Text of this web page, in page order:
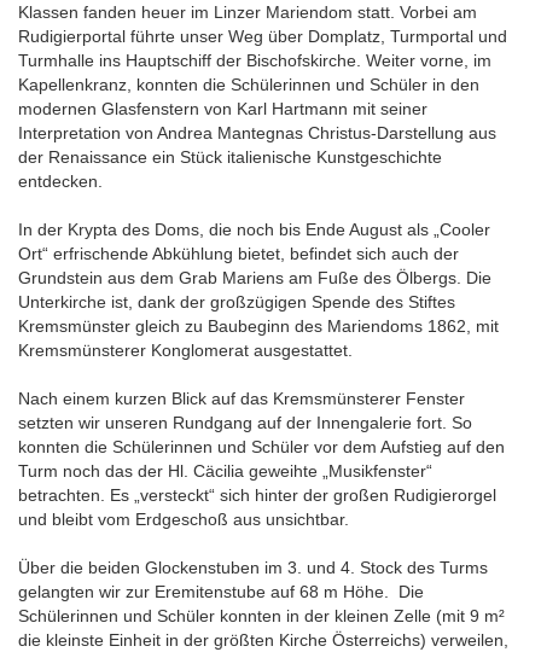
Klassen fanden heuer im Linzer Mariendom statt. Vorbei am
Rudigierportal führte unser Weg über Domplatz, Turmportal und
Turmhalle ins Hauptschiff der Bischofskirche. Weiter vorne, im
Kapellenkranz, konnten die Schülerinnen und Schüler in den
modernen Glasfenstern von Karl Hartmann mit seiner
Interpretation von Andrea Mantegnas Christus-Darstellung aus
der Renaissance ein Stück italienische Kunstgeschichte
entdecken.
In der Krypta des Doms, die noch bis Ende August als „Cooler
Ort“ erfrischende Abkühlung bietet, befindet sich auch der
Grundstein aus dem Grab Mariens am Fuße des Ölbergs. Die
Unterkirche ist, dank der großzügigen Spende des Stiftes
Kremsmünster gleich zu Baubeginn des Mariendoms 1862, mit
Kremsmünsterer Konglomerat ausgestattet.
Nach einem kurzen Blick auf das Kremsmünsterer Fenster
setzten wir unseren Rundgang auf der Innengalerie fort. So
konnten die Schülerinnen und Schüler vor dem Aufstieg auf den
Turm noch das der Hl. Cäcilia geweihte „Musikfenster“
betrachten. Es „versteckt“ sich hinter der großen Rudigierorgel
und bleibt vom Erdgeschoß aus unsichtbar.
Über die beiden Glockenstuben im 3. und 4. Stock des Turms
gelangten wir zur Eremitenstube auf 68 m Höhe. Die
Schülerinnen und Schüler konnten in der kleinen Zelle (mit 9 m²
die kleinste Einheit in der größten Kirche Österreichs) verweilen,